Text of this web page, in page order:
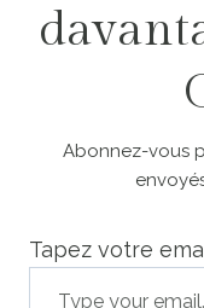
Abonnez-vous
Tapez votre